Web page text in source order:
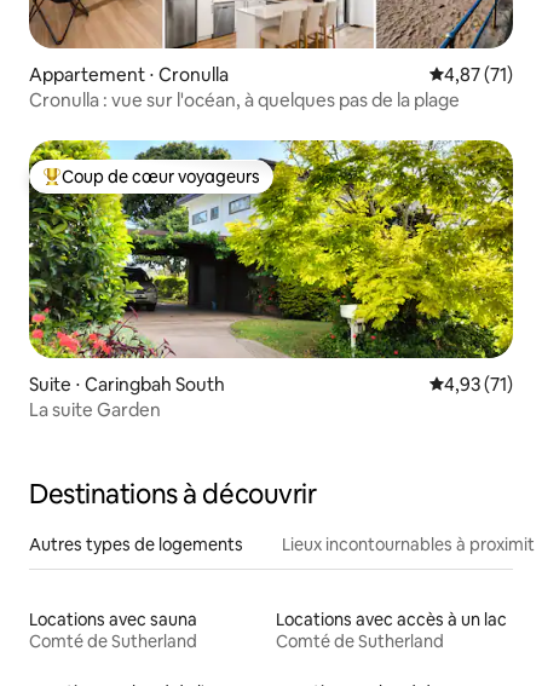
Appartement ⋅ Cronulla Évaluation
4,87 (71)
Cronulla : vue sur l'océan, à quelques pas de la plage
Coups de cœur voyageurs les plus appréciés
Coup de cœur voyageurs
Suite ⋅ Caringbah South Évaluation
4,93 (71)
La suite Garden
Destinations à découvrir
Autres types de logements Lieux incontournables à
Locations avec sauna
Comté de Sutherland
Locations avec accès à un lac
Comté de Sutherland